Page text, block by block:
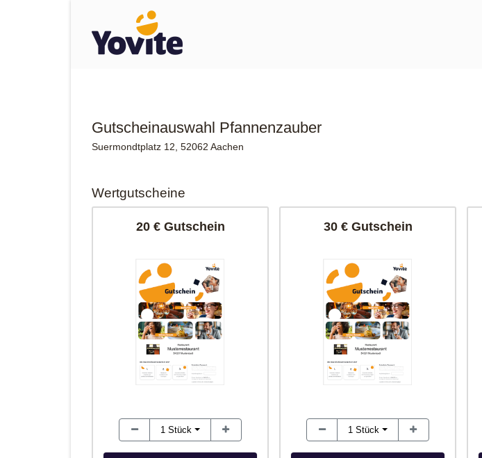
Gutscheinauswahl Pfannenzauber
Suermondtplatz 12, 52062 Aachen
Wertgutscheine
20 € Gutschein
1Stück
30 € Gutschein
1Stück